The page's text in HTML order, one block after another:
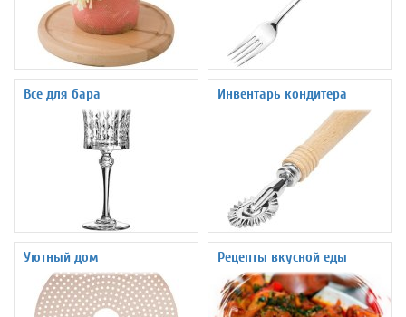
Все для бара Инвентарь кондитера
Уютный дом Рецепты вкусной еды